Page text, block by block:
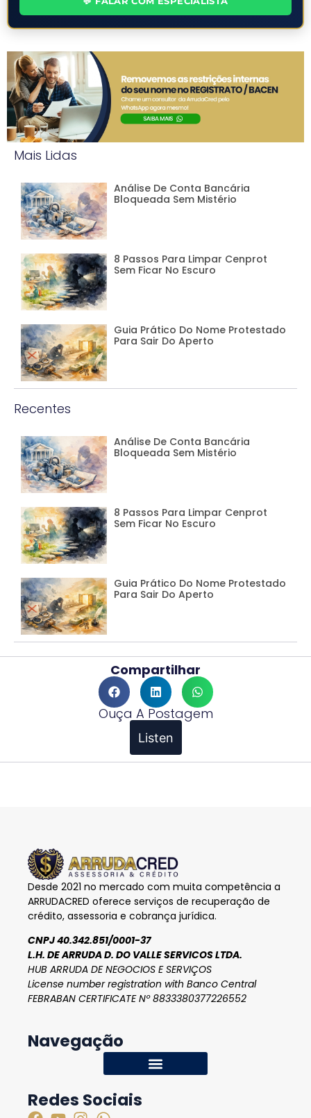
Mais Lidas
Análise De Conta Bancária
Bloqueada Sem Mistério
8 Passos Para Limpar Cenprot
Sem Ficar No Escuro
Guia Prático Do Nome Protestado
Para Sair Do Aperto
Recentes
Análise De Conta Bancária
Bloqueada Sem Mistério
8 Passos Para Limpar Cenprot
Sem Ficar No Escuro
Guia Prático Do Nome Protestado
Para Sair Do Aperto
Compartilhar
Ouça A Postagem
Listen
Desde 2021 no mercado com muita competência a
ARRUDACRED oferece serviços de recuperação de
crédito, assessoria e cobrança jurídica.
CNPJ 40.342.851/0001-37
L.H. DE ARRUDA D. DO VALLE SERVICOS LTDA.
HUB ARRUDA DE NEGOCIOS E SERVIÇOS
License number registration with Banco Central
FEBRABAN CERTIFICATE Nº 8833380377226552
Navegação
Redes Sociais